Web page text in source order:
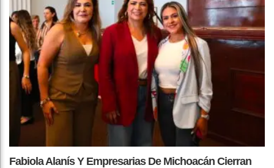
Fabiola Alanís Y Empresarias De Michoacán Cierran